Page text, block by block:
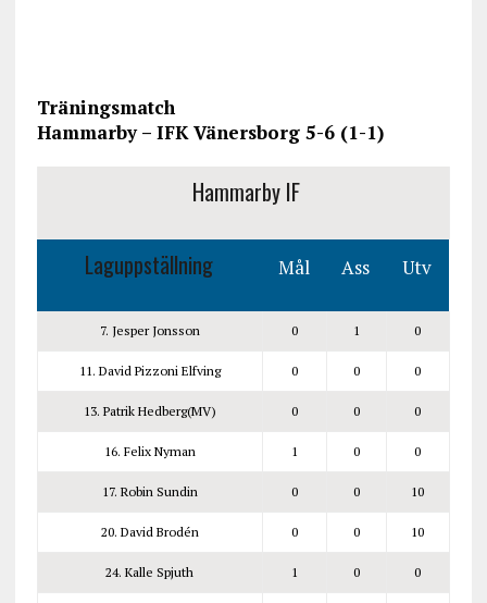
Träningsmatch
Hammarby – IFK Vänersborg 5-6 (1-1)
Hammarby IF
Laguppställning Mål Ass Utv
7. Jesper Jonsson 0 1 0
11. David Pizzoni Elfving 0 0 0
13. Patrik Hedberg(MV) 0 0 0
16. Felix Nyman 1 0 0
17. Robin Sundin 0 0 10
20. David Brodén 0 0 10
24. Kalle Spjuth 1 0 0